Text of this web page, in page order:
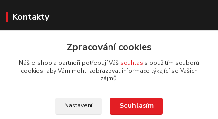
Kontakty
+420 735 044 675
info@vyrobtesipivo.cz
Zpracování cookies
Náš e-shop a partneři potřebují Váš souhlas s použitím souborů
cookies, aby Vám mohli zobrazovat informace týkající se Vašich
zájmů.
Nastavení Souhlasím